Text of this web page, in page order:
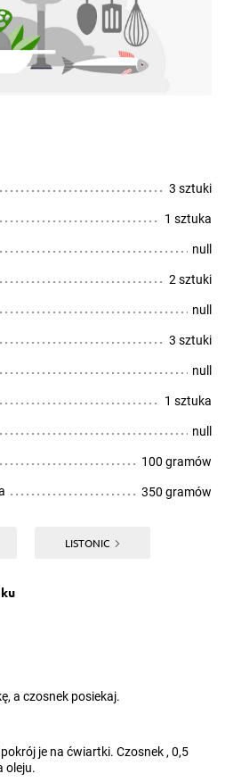
3 sztuki
1 sztuka
null
2 sztuki
null
3 sztuki
null
1 sztuka
null
100 gramów
350 gramów
LISTONIC
a czosnek posiekaj.
je na ćwiartki. Czosnek , 0,5
oleju.